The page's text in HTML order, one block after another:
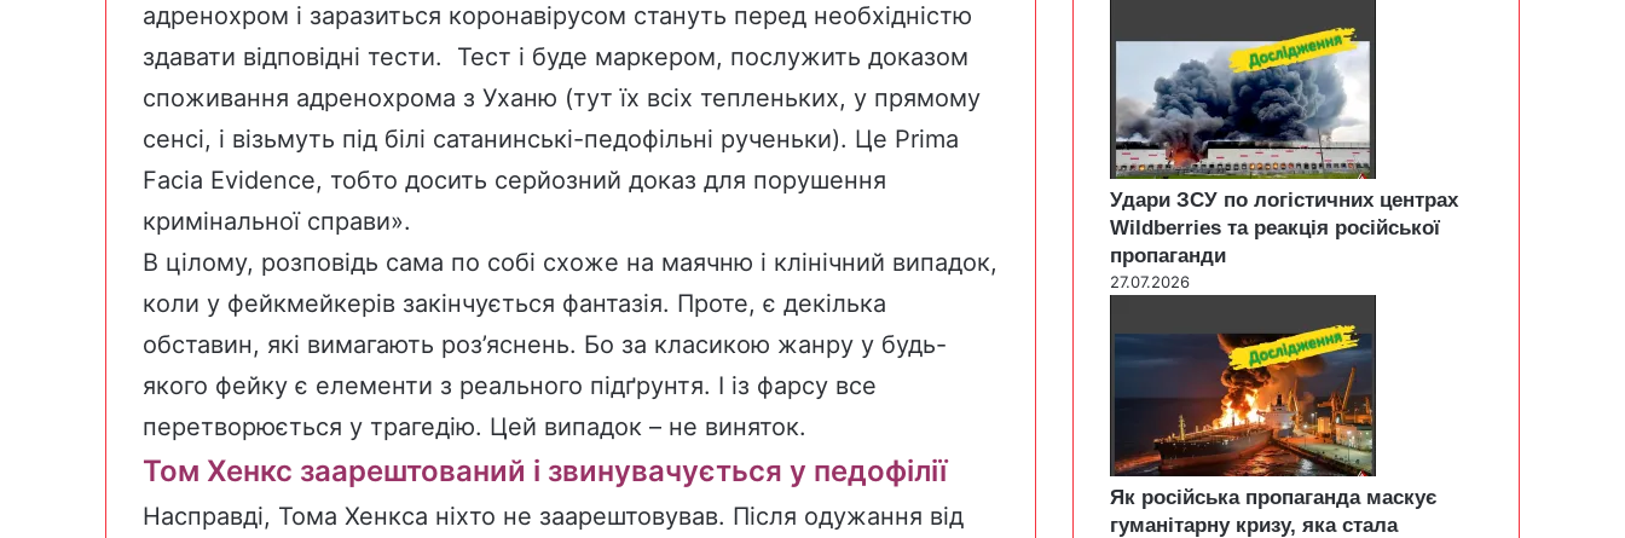
адренохром і заразиться коронавірусом стануть перед необхідністю
здавати відповідні тести. Тест і буде маркером, послужить доказом
споживання адренохрома з Уханю (тут їх всіх тепленьких, у прямому
сенсі, і візьмуть під білі сатанинські-педофільні рученьки). Це Prima
Facia Evidence, тобто досить серйозний доказ для порушення
кримінальної справи».
В цілому, розповідь сама по собі схоже на маячню і клінічний випадок,
коли у фейкмейкерів закінчується фантазія. Проте, є декілька
обставин, які вимагають роз’яснень. Бо за класикою жанру у будь-
якого фейку є елементи з реального підґрунтя. І із фарсу все
перетворюється у трагедію. Цей випадок – не виняток.
Том Хенкс заарештований і звинувачується у педофілії
Насправді, Тома Хенкса ніхто не заарештовував. Після одужання від
Удари ЗСУ по логістичних центрах
Wildberries та реакція російської
пропаганди
27.07.2026
Як російська пропаганда маскує
гуманітарну кризу, яка стала